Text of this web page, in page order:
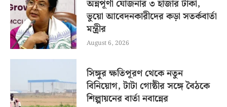
অন্নপূর্ণা যোজনার ৩ হাজার টাকা,
ভুয়ো আবেদনকারীদের কড়া সতর্কবার্তা
মন্ত্রীর
August 6, 2026
সিঙ্গুর ক্ষতিপূরণ থেকে নতুন
বিনিয়োগ, টাটা গোষ্ঠীর সঙ্গে বৈঠকে
শিল্পায়নের বার্তা নবান্নের